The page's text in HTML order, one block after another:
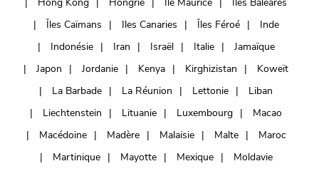
Îles Caïmans
Iles Canaries Îles Féroé
Inde
Indonésie
Iran Israël Italie
Jamaïque
Japon
Jordanie Kenya Kirghizistan
Koweït
La Barbade
La Réunion Lettonie
Liban
Liechtenstein
Lituanie Luxembourg
Macao
Macédoine
Madère Malaisie Malte
Maroc
Martinique
Mayotte Mexique
Moldavie